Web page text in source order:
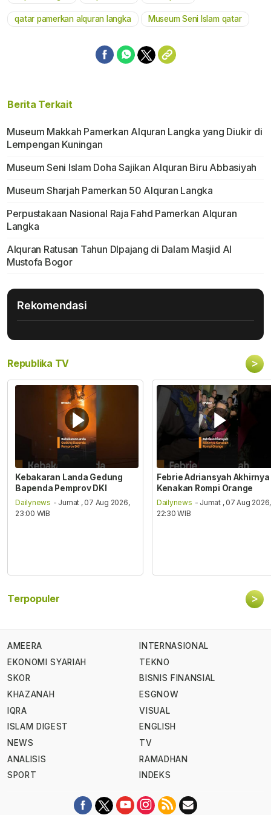
qatar pamerkan alquran langka Museum Seni Islam qatar
Berita Terkait
Museum Makkah Pamerkan Alquran Langka yang Diukir di
Lempengan Kuningan
Museum Seni Islam Doha Sajikan Alquran Biru Abbasiyah
Museum Sharjah Pamerkan 50 Alquran Langka
Perpustakaan Nasional Raja Fahd Pamerkan Alquran
Langka
Alquran Ratusan Tahun DIpajang di Dalam Masjid Al
Mustofa Bogor
Rekomendasi
Republika TV >
Kebakaran Landa Gedung
Bapenda Pemprov DKI
Dailynews - Jumat , 07 Aug 2026,
23:00 WIB
Febrie Adriansyah Akhirnya
Kenakan Rompi Orange
Dailynews - Jumat , 07 Aug 2026,
22:30 WIB
Terpopuler >
AMEERA
EKONOMI SYARIAH
SKOR
KHAZANAH
IQRA
ISLAM DIGEST
NEWS
ANALISIS
SPORT
INTERNASIONAL
TEKNO
BISNIS FINANSIAL
ESGNOW
VISUAL
ENGLISH
TV
RAMADHAN
INDEKS